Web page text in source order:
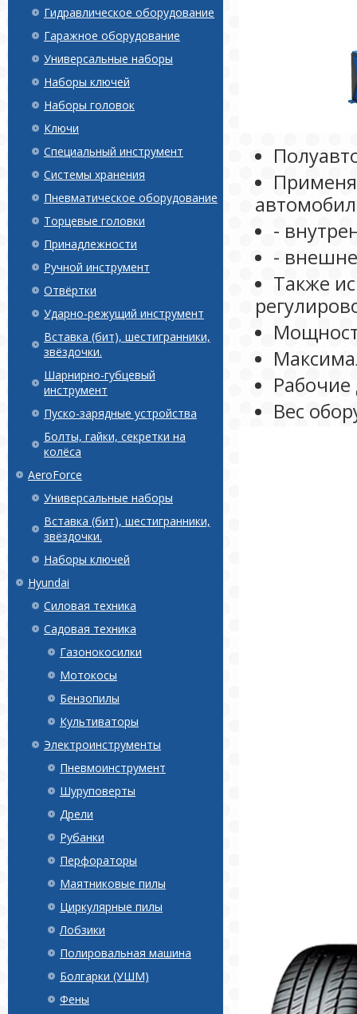
Гидравлическое оборудование
Гаражное оборудование
Универсальные наборы
Наборы ключей
Наборы головок
Ключи
Специальный инструмент
Системы хранения
Пневматическое оборудование
Торцевые головки
Принадлежности
Ручной инструмент
Отвёртки
Ударно-режущий инструмент
Вставка (бит), шестигранники,
звёздочки.
Шарнирно-губцевый
инструмент
Пуско-зарядные устройства
Болты, гайки, секретки на
колёса
AeroForce
Универсальные наборы
Вставка (бит), шестигранники,
звёздочки.
Наборы ключей
Hyundai
Силовая техника
Садовая техника
Газонокосилки
Мотокосы
Бензопилы
Культиваторы
Электроинструменты
Пневмоинструмент
Шуруповерты
Дрели
Рубанки
Перфораторы
Маятниковые пилы
Циркулярные пилы
Лобзики
Полировальная машина
Болгарки (УШМ)
Фены
-
-
Также
Рабочие
Вес